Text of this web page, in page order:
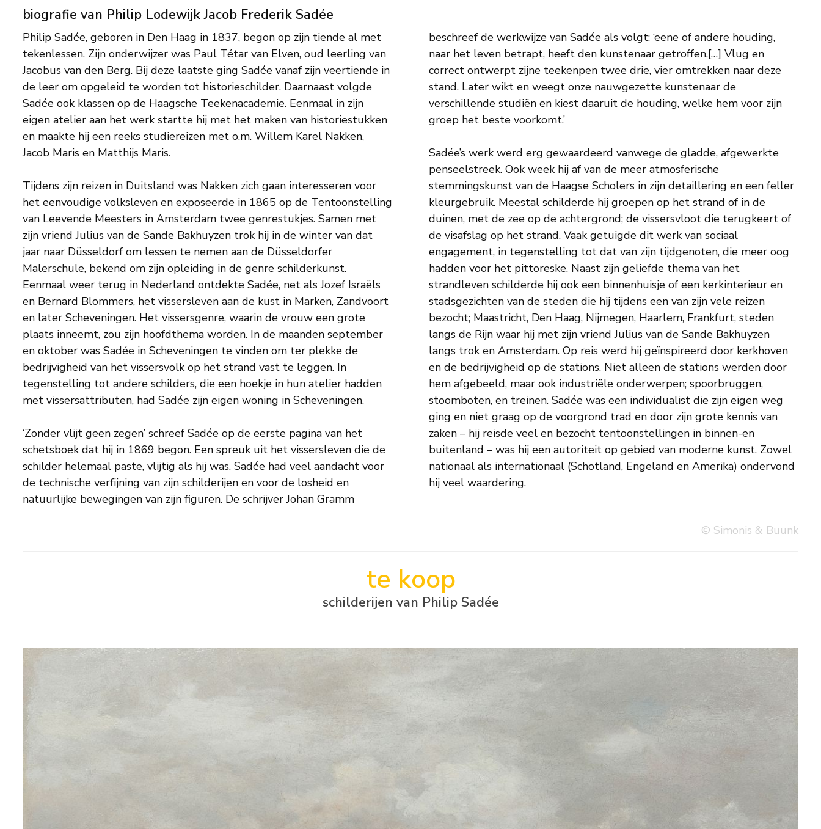
biografie van Philip Lodewijk Jacob Frederik Sadée
Philip Sadée, geboren in Den Haag in 1837, begon op zijn tiende al met
tekenlessen. Zijn onderwijzer was Paul Tétar van Elven, oud leerling van
Jacobus van den Berg. Bij deze laatste ging Sadée vanaf zijn veertiende in
de leer om opgeleid te worden tot historieschilder. Daarnaast volgde
Sadée ook klassen op de Haagsche Teekenacademie. Eenmaal in zijn
eigen atelier aan het werk startte hij met het maken van historiestukken
en maakte hij een reeks studiereizen met o.m. Willem Karel Nakken,
Jacob Maris en Matthijs Maris.
Tijdens zijn reizen in Duitsland was Nakken zich gaan interesseren voor
het eenvoudige volksleven en exposeerde in 1865 op de Tentoonstelling
van Leevende Meesters in Amsterdam twee genrestukjes. Samen met
zijn vriend Julius van de Sande Bakhuyzen trok hij in de winter van dat
jaar naar Düsseldorf om lessen te nemen aan de Düsseldorfer
Malerschule, bekend om zijn opleiding in de genre schilderkunst.
Eenmaal weer terug in Nederland ontdekte Sadée, net als Jozef Israëls
en Bernard Blommers, het vissersleven aan de kust in Marken, Zandvoort
en later Scheveningen. Het vissersgenre, waarin de vrouw een grote
plaats inneemt, zou zijn hoofdthema worden. In de maanden september
en oktober was Sadée in Scheveningen te vinden om ter plekke de
bedrijvigheid van het vissersvolk op het strand vast te leggen. In
tegenstelling tot andere schilders, die een hoekje in hun atelier hadden
met vissersattributen, had Sadée zijn eigen woning in Scheveningen.
‘Zonder vlijt geen zegen’ schreef Sadée op de eerste pagina van het
schetsboek dat hij in 1869 begon. Een spreuk uit het vissersleven die de
schilder helemaal paste, vlijtig als hij was. Sadée had veel aandacht voor
de technische verfijning van zijn schilderijen en voor de losheid en
natuurlijke bewegingen van zijn figuren. De schrijver Johan Gramm
beschreef de werkwijze van Sadée als volgt: ‘eene of andere houding,
naar het leven betrapt, heeft den kunstenaar getroffen.[…] Vlug en
correct ontwerpt zijne teekenpen twee drie, vier omtrekken naar deze
stand. Later wikt en weegt onze nauwgezette kunstenaar de
verschillende studiën en kiest daaruit de houding, welke hem voor zijn
groep het beste voorkomt.’
Sadée’s werk werd erg gewaardeerd vanwege de gladde, afgewerkte
penseelstreek. Ook week hij af van de meer atmosferische
stemmingskunst van de Haagse Scholers in zijn detaillering en een feller
kleurgebruik. Meestal schilderde hij groepen op het strand of in de
duinen, met de zee op de achtergrond; de vissersvloot die terugkeert of
de visafslag op het strand. Vaak getuigde dit werk van sociaal
engagement, in tegenstelling tot dat van zijn tijdgenoten, die meer oog
hadden voor het pittoreske. Naast zijn geliefde thema van het
strandleven schilderde hij ook een binnenhuisje of een kerkinterieur en
stadsgezichten van de steden die hij tijdens een van zijn vele reizen
bezocht; Maastricht, Den Haag, Nijmegen, Haarlem, Frankfurt, steden
langs de Rijn waar hij met zijn vriend Julius van de Sande Bakhuyzen
langs trok en Amsterdam. Op reis werd hij geïnspireerd door kerkhoven
en de bedrijvigheid op de stations. Niet alleen de stations werden door
hem afgebeeld, maar ook industriële onderwerpen; spoorbruggen,
stoomboten, en treinen. Sadée was een individualist die zijn eigen weg
ging en niet graag op de voorgrond trad en door zijn grote kennis van
zaken – hij reisde veel en bezocht tentoonstellingen in binnen-en
buitenland – was hij een autoriteit op gebied van moderne kunst. Zowel
nationaal als internationaal (Schotland, Engeland en Amerika) ondervond
hij veel waardering.
© Simonis & Buunk
te koop
schilderijen van Philip Sadée